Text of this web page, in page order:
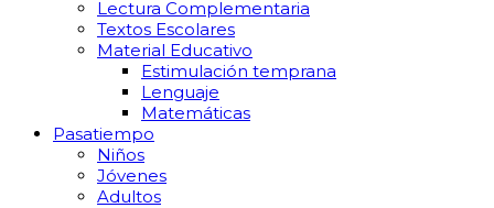
Lectura Complementaria
Textos Escolares
Material Educativo
Estimulación temprana
Lenguaje
Matemáticas
Pasatiempo
Niños
Jóvenes
Adultos